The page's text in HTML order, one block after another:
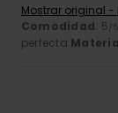
Mostrar original
Comodidad: 5/5
perfecta